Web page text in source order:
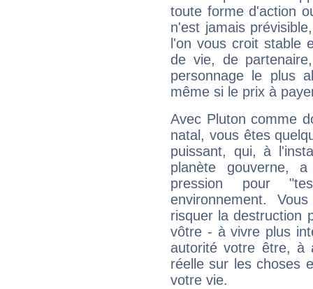
toute forme d'action
n'est jamais
l'on vous croit stable
de vie, de
personnage le plus
même si le prix à
Avec Pluton comme
natal, vous êtes
puissant, qui, à
planète gouverne,
pression pour
environnement.
risquer la destruction
vôtre - à vivre plus
autorité votre être, à
réelle sur les choses
votre vie.